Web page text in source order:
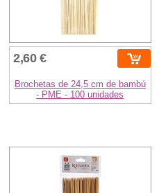
2,60 €
Brochetas de 24,5 cm de bambú
- PME - 100 unidades